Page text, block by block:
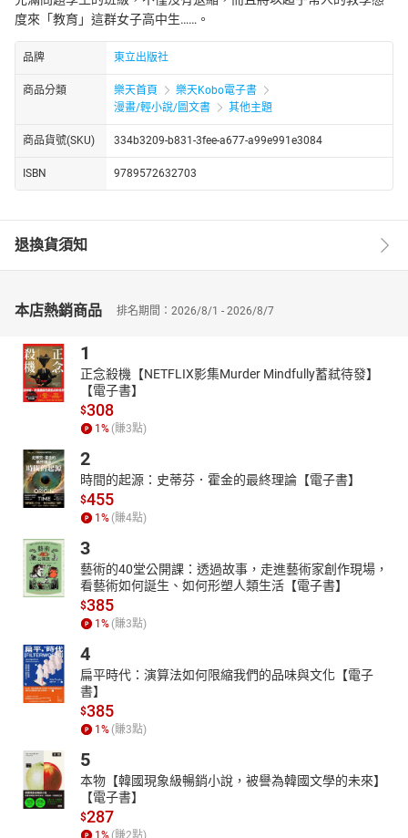
度來「教育」這群女子高中生……。
品牌 東立出版社
商品分類 樂天首頁
樂天Kobo電子書
漫畫/輕小說/圖文書
其他主題
商品貨號(SKU) 334b3209-b831-3fee-a677-a99e991e3084
ISBN 9789572632703
退換貨須知
本店熱銷商品 排名期間：2026/8/1 - 2026/8/7
1
正念殺機【NETFLIX影集Murder Mindfully蓄弒待發】
【電子書】
$308
1% (賺3點)
2
時間的起源：史蒂芬．霍金的最終理論【電子書】
$455
1% (賺4點)
3
藝術的40堂公開課：透過故事，走進藝術家創作現場，
看藝術如何誕生、如何形塑人類生活【電子書】
$385
1% (賺3點)
4
扁平時代：演算法如何限縮我們的品味與文化【電子
書】
$385
1% (賺3點)
5
本物【韓國現象級暢銷小說，被譽為韓國文學的未來】
【電子書】
$287
1% (賺2點)